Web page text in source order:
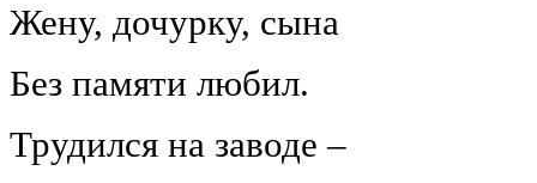
Жену, дочурку, сына
Без памяти любил.
Трудился на заводе ‒